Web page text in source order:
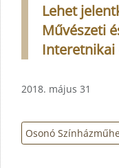
Lehet
Művészeti
2018. május 31
Osonó